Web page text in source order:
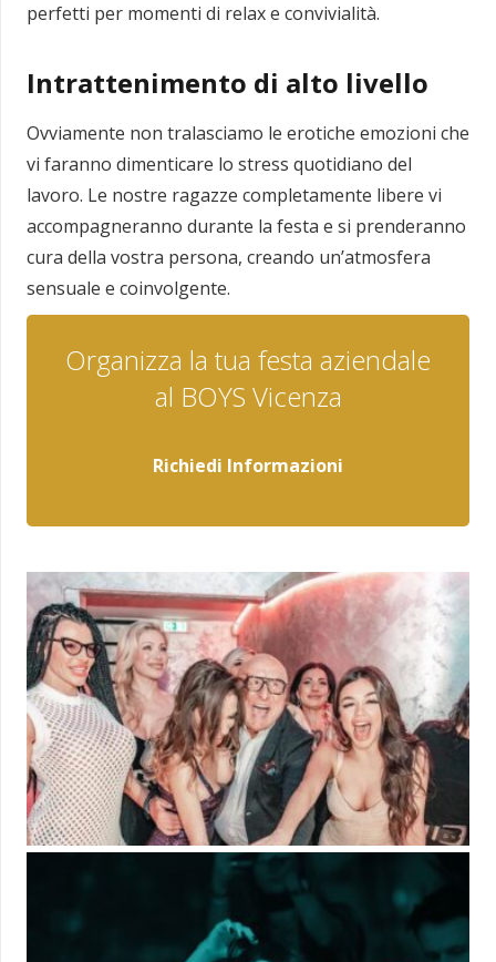
perfetti per momenti di relax e convivialità.
Intrattenimento di alto livello
Ovviamente non tralasciamo le erotiche emozioni che
vi faranno dimenticare lo stress quotidiano del
lavoro. Le nostre ragazze completamente libere vi
accompagneranno durante la festa e si prenderanno
cura della vostra persona, creando un’atmosfera
sensuale e coinvolgente.
Organizza la tua festa aziendale
al BOYS Vicenza
Richiedi Informazioni